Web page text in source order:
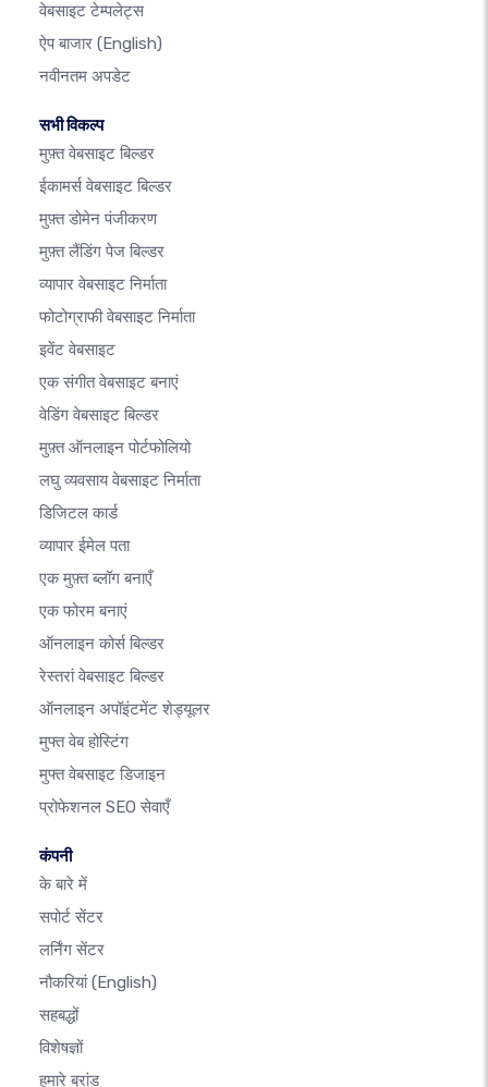
वेबसाइट टेम्पलेट्स
ऐप बाजार (English)
नवीनतम अपडेट
सभी विकल्प
मुफ़्त वेबसाइट बिल्डर
ईकामर्स वेबसाइट बिल्डर
मुफ़्त डोमेन पंजीकरण
मुफ़्त लैंडिंग पेज बिल्डर
व्यापार वेबसाइट निर्माता
फोटोग्राफी वेबसाइट निर्माता
इवेंट वेबसाइट
एक संगीत वेबसाइट बनाएं
वेडिंग वेबसाइट बिल्डर
मुफ़्त ऑनलाइन पोर्टफोलियो
लघु व्यवसाय वेबसाइट निर्माता
डिजिटल कार्ड
व्यापार ईमेल पता
एक मुफ़्त ब्लॉग बनाएँ
एक फोरम बनाएं
ऑनलाइन कोर्स बिल्डर
रेस्तरां वेबसाइट बिल्डर
ऑनलाइन अपॉइंटमेंट शेड्यूलर
मुफ्त वेब होस्टिंग
मुफ्त वेबसाइट डिजाइन
प्रोफेशनल SEO सेवाएँ
कंपनी
के बारे में
सपोर्ट सेंटर
लर्निंग सेंटर
नौकरियां(English)
सहबद्धों
विशेषज्ञों
हमारे ब्रांड